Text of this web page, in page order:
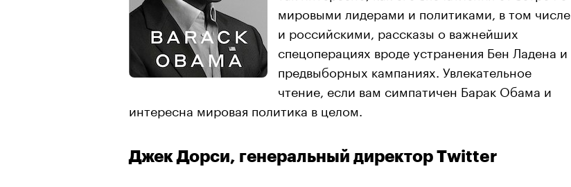
мировыми лидерами и политиками, в том числе
и российскими, рассказы о важнейших
спецоперациях вроде устранения Бен Ладена и
предвыборных кампаниях. Увлекательное
чтение, если вам симпатичен Барак Обама и
интересна мировая политика в целом.
Джек Дорси, генеральный директор Twitter